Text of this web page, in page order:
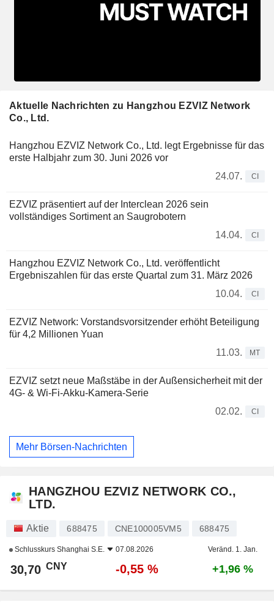
Aktuelle Nachrichten zu Hangzhou EZVIZ Network
Co., Ltd.
Hangzhou EZVIZ Network Co., Ltd. legt Ergebnisse für das
erste Halbjahr zum 30. Juni 2026 vor
24.07.
CI
EZVIZ präsentiert auf der Interclean 2026 sein
vollständiges Sortiment an Saugrobotern
14.04.
CI
Hangzhou EZVIZ Network Co., Ltd. veröffentlicht
Ergebniszahlen für das erste Quartal zum 31. März 2026
10.04.
CI
EZVIZ Network: Vorstandsvorsitzender erhöht Beteiligung
für 4,2 Millionen Yuan
11.03.
MT
EZVIZ setzt neue Maßstäbe in der Außensicherheit mit der
4G- & Wi-Fi-Akku-Kamera-Serie
02.02.
CI
Mehr Börsen-Nachrichten
HANGZHOU EZVIZ NETWORK CO.,
LTD.
Aktie 688475 CNE100005VM5 688475
Schlusskurs Shanghai S.E. 07.08.2026 Veränd. 1. Jan.
30,70 CNY -0,55 % +1,96 %